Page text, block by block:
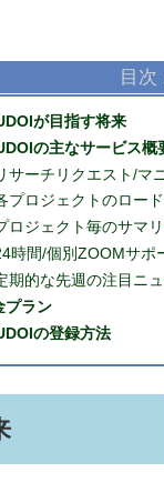
目次
が目指す将来
の主なサービス概
サーチリクエスト/マ
プロジェクトのロー
ロジェクト毎のサマ
時間/個別ZOOMサポ
期的な先週の注目ニ
プラン
の登録方法